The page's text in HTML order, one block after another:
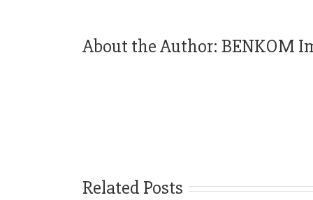
About the Author: BENKOM
Related Posts